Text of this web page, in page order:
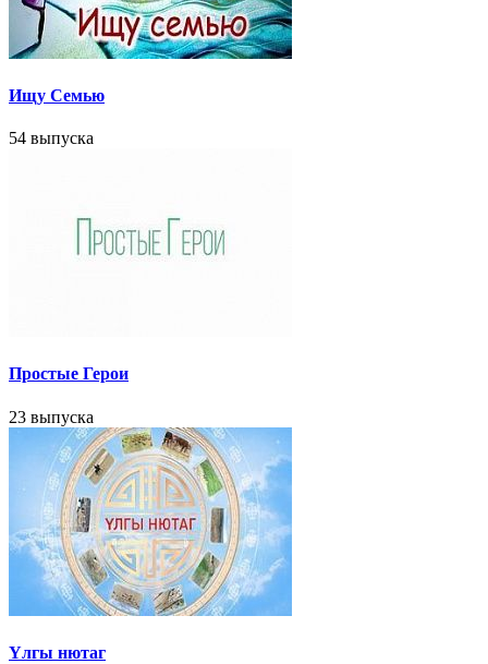
Ищу Cемью
54 выпуска
Простые Герои
23 выпуска
Үлгы нютаг